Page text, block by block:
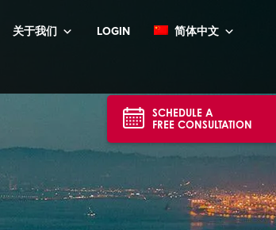
关于我们 LOGIN 简体中文
SCHEDULE A
FREE CONSULTATION